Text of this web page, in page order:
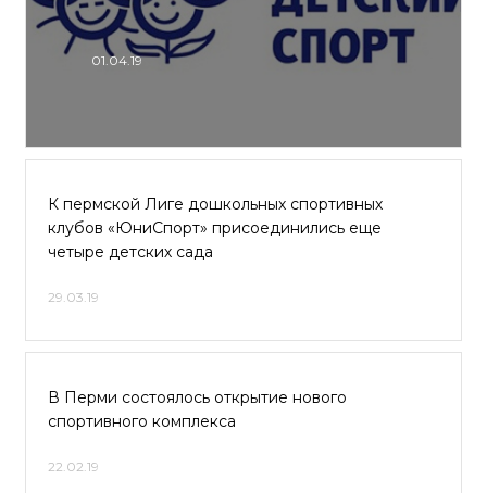
01.04.19
К пермской Лиге дошкольных спортивных
клубов «ЮниСпорт» присоединились еще
четыре детских сада
29.03.19
В Перми состоялось открытие нового
спортивного комплекса
22.02.19